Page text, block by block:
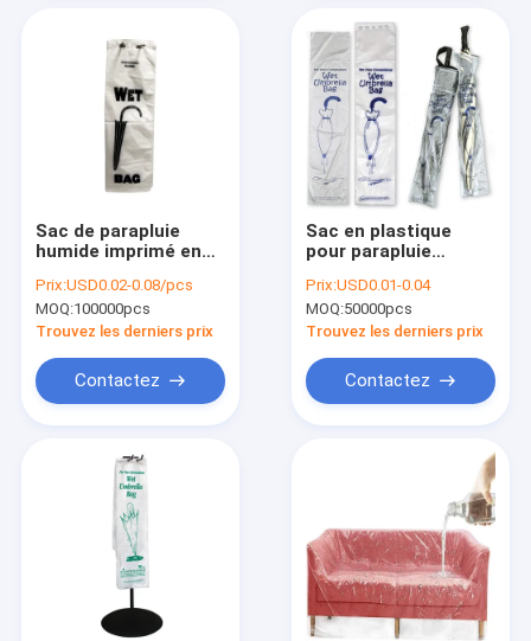
Sac de parapluie
humide imprimé en
supermarché
Prix:USD0.02-0.08/pcs
MOQ:100000pcs
Trouvez les derniers prix
Contactez
Sac en plastique
pour parapluie
plastique jetable
pour parapluie
humide
Prix:USD0.01-0.04
MOQ:50000pcs
Trouvez les derniers prix
Contactez